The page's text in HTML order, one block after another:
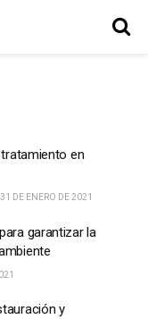
en
31 DE ENERO DE 2021
garantizar la
y